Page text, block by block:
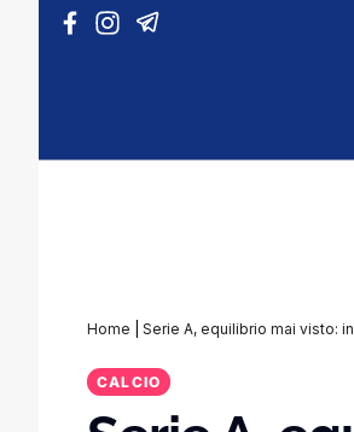
Vai al contenuto
Home Serie A, equilibrio mai visto:
CALCIO